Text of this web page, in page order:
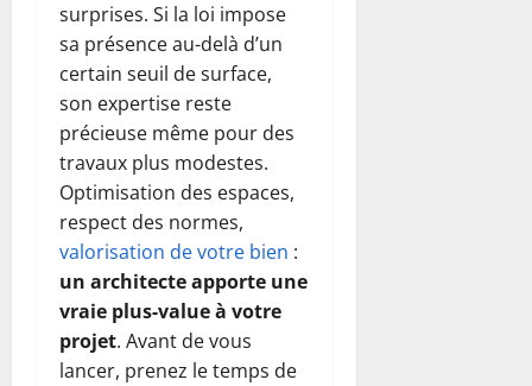
surprises. Si la loi impose
sa présence au-delà d’un
certain seuil de surface,
son expertise reste
précieuse même pour des
travaux plus modestes.
Optimisation des espaces,
respect des normes,
valorisation de votre bien :
un architecte apporte une
vraie plus-value à votre
projet. Avant de vous
lancer, prenez le temps de